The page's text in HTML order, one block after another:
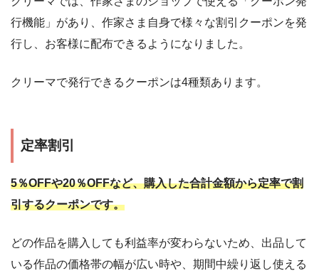
行機能」があり、作家さま自身で様々な割引クーポンを発
行し、お客様に配布できるようになりました。
クリーマで発行できるクーポンは4種類あります。
定率割引
5％OFFや20％OFFなど、購入した合計金額から定率で割
引するクーポンです。
どの作品を購入しても利益率が変わらないため、出品して
いる作品の価格帯の幅が広い時や、期間中繰り返し使える